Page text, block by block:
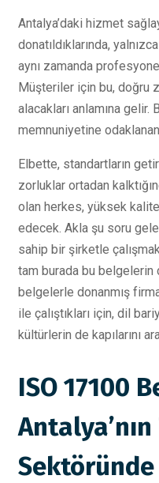
Antalya’daki hizmet
donatıldıklarında,
aynı zamanda
Müşteriler için bu, doğru
alacakları anlamına
memnuniyetine odaklanan
Elbette, standartların
zorluklar ortadan
olan herkes, yüksek
edecek. Akla şu soru
sahip bir şirketle
tam burada bu belgelerin
belgelerle donanmış
ile çalıştıkları için, dil
kültürlerin de kapılarını
ISO 17100